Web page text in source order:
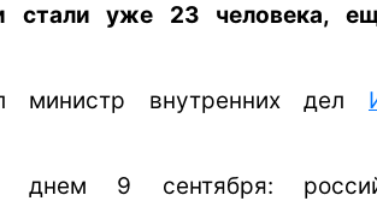
стали уже 23 человека,
министр внутренних дел
днем 9 сентября: